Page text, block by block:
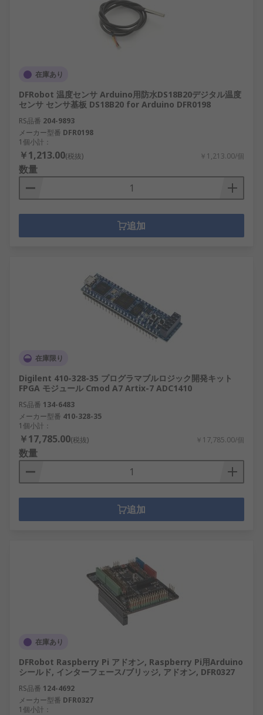
在庫あり
DFRobot 温度センサ Arduino用防水DS18B20デジタル温度
センサ センサ基板 DS18B20 for Arduino DFR0198
RS品番 204-9893
メーカー型番 DFR0198
1個小計：
￥1,213.00(税抜) ￥1,213.00/個
数量
追加
在庫限り
Digilent 410-328-35 プログラマブルロジック開発キット
FPGA モジュール Cmod A7 Artix-7 ADC1410
RS品番 134-6483
メーカー型番 410-328-35
1個小計：
￥17,785.00(税抜) ￥17,785.00/個
数量
追加
在庫あり
DFRobot Raspberry Pi アドオン, Raspberry Pi用Arduino
シールド, インターフェース/ブリッジ, アドオン, DFR0327
RS品番 124-4692
メーカー型番 DFR0327
1個小計：